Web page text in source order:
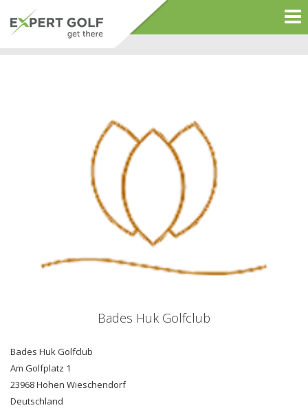
Bades Huk Golfclub
Bades Huk Golfclub
Am Golfplatz 1
23968 Hohen Wieschendorf
Deutschland